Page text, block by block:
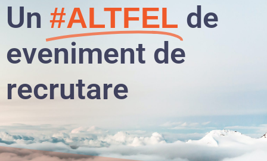
Un #ALTFEL de
eveniment de
recrutare